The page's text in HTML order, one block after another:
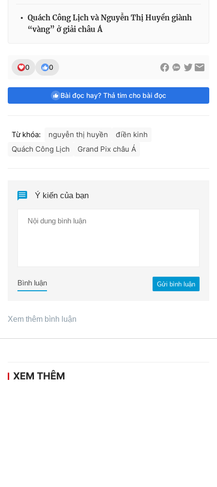
Quách Công Lịch và Nguyễn Thị Huyền giành
“vàng” ở giải châu Á
0 0
Bài đọc hay? Thả tim cho bài đọc
Từ khóa: nguyễn thị huyền
điền kinh
Quách Công Lịch
Grand Pix châu Á
Ý kiến của bạn
Gửi bình luận
Bình luận
Xem thêm bình luận
XEM THÊM